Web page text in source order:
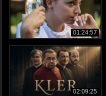
01:24:57
02:09:25